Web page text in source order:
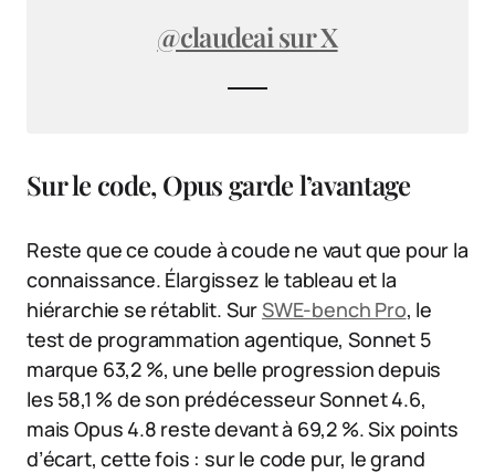
@claudeai sur X
Sur le code, Opus garde l’avantage
Reste que ce coude à coude ne vaut que pour la
connaissance. Élargissez le tableau et la
hiérarchie se rétablit. SurSWE-bench Pro, le
test de programmation agentique, Sonnet 5
marque 63,2 %, une belle progression depuis
les 58,1 % de son prédécesseur Sonnet 4.6,
mais Opus 4.8 reste devant à 69,2 %. Six points
d’écart, cette fois : sur le code pur, le grand